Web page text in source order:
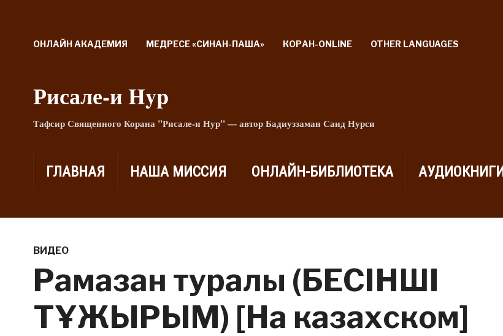
ОНЛАЙН АКАДЕМИЯ МЕДРЕСЕ «СИНАН-ПАША» КОРАН-ONLINE OTHER LANGUAGES
Рисале-и Hyp
Тафсир Священного Корана "Рисале-и Нур" — автор Бадиуззаман Саид Нурси
ГЛАВНАЯ НАША МИССИЯ ОНЛАЙН-БИБЛИОТЕКА АУДИОКНИГИ
ВИДЕО
Рамазан туралы (БЕСІНШІ
ТҰЖЫРЫМ) [На казахском]